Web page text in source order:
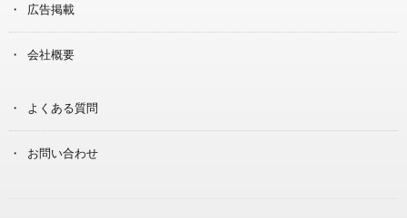
広告掲載
会社概要
よくある質問
お問い合わせ